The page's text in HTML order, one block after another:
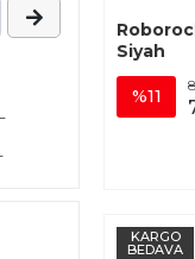
Siyah
%11
KARGO
BEDAVA